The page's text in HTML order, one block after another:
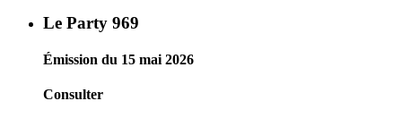
Le Party 969
Émission du 15 mai 2026
Consulter